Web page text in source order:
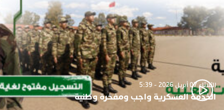
الثلاثاء 07 أبريل 2026 - 5:39
الخدمة العسكرية واجب ومفخرة وطنية